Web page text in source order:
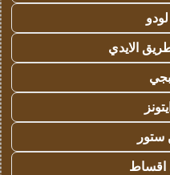
الايدي
ستور
اقساط